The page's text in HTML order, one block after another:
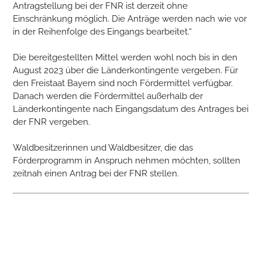
Antragstellung bei der FNR ist derzeit ohne
Einschränkung möglich. Die Anträge werden nach wie vor
in der Reihenfolge des Eingangs bearbeitet.“
Die bereitgestellten Mittel werden wohl noch bis in den
August 2023 über die Länderkontingente vergeben. Für
den Freistaat Bayern sind noch Fördermittel verfügbar.
Danach werden die Fördermittel außerhalb der
Länderkontingente nach Eingangsdatum des Antrages bei
der FNR vergeben.
Waldbesitzerinnen und Waldbesitzer, die das
Förderprogramm in Anspruch nehmen möchten, sollten
zeitnah einen Antrag bei der FNR stellen.